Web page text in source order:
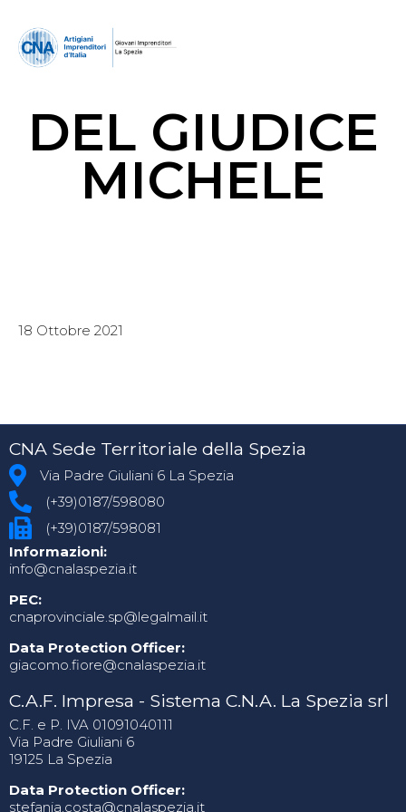
DEL GIUDICE
MICHELE
18 Ottobre 2021
CNA Sede Territoriale della Spezia
Via Padre Giuliani 6 La Spezia
(+39)0187/598080
(+39)0187/598081
Informazioni:
info@cnalaspezia.it
PEC:
cnaprovinciale.sp@legalmail.it
Data Protection Officer:
giacomo.fiore@cnalaspezia.it
C.A.F. Impresa - Sistema C.N.A. La Spezia srl
C.F. e P. IVA 01091040111
Via Padre Giuliani 6
19125 La Spezia
Data Protection Officer:
stefania.costa@cnalaspezia.it